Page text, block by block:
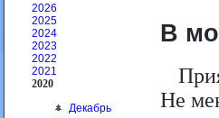
2026
2025
2024
2023
2022
2021
2020
Декабрь
В
Не